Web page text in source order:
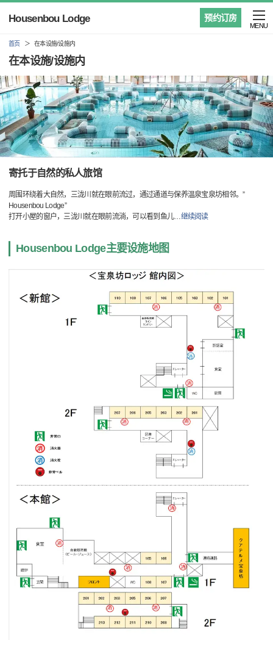
预约订房
Housenbou Lodge
MENU
首页 在本设施/设施内
在本设施/设施内
寄托于自然的私人旅馆
周围环绕着大自然，三泷川就在眼前流过，通过通道与保养温泉宝泉坊相邻。”
Housenbou Lodge”
打开小屋的窗户，三泷川就在眼前流淌，可以看到鱼儿…继续阅读
Housenbou Lodge主要设施地图